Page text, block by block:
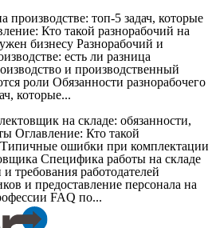
производстве: топ-5 задач, которые
Кто такой разнорабочий на
бизнесу Разнорабочий и
есть ли разница
и производственный
роли Обязанности разнорабочего
которые...
на складе: обязанности,
Оглавление: Кто такой
ошибки при комплектации
Специфика работы на складе
требования работодателей
и предоставление персонала на
FAQ по...